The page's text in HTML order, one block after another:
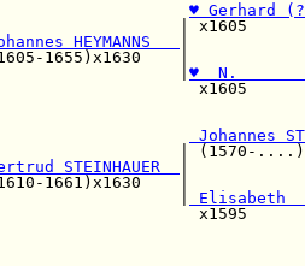
♥ Gerhard
HEYMANNS
| (1605-1655)x1630
♥
|
|
Johannes
|                     |
STEINHAUER